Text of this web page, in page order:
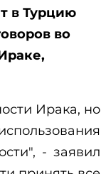
в Турцию
во
Ирака, но
- заявил